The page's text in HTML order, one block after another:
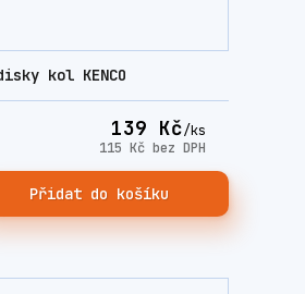
kol KENCO
139 Kč/ks
115 Kč bez DPH
Přidat do košíku